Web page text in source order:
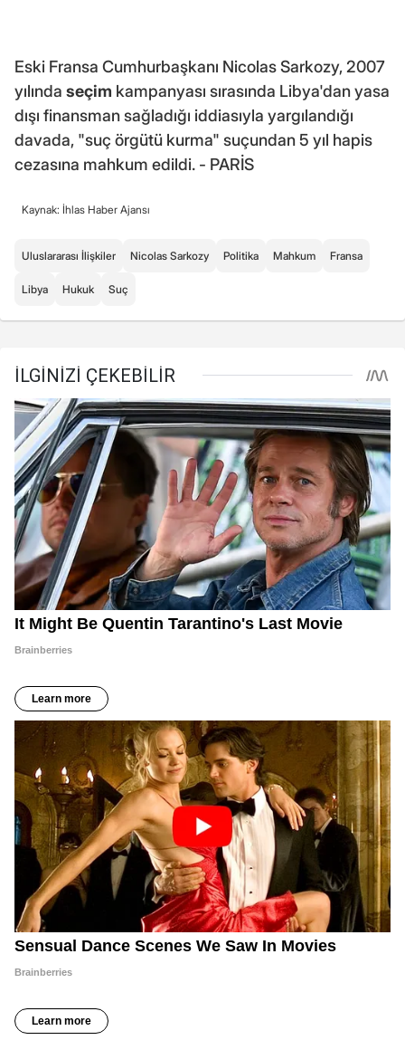
Eski Fransa Cumhurbaşkanı Nicolas Sarkozy, 2007
yılında seçim kampanyası sırasında Libya'dan yasa
dışı finansman sağladığı iddiasıyla yargılandığı
davada, "suç örgütü kurma" suçundan 5 yıl hapis
cezasına mahkum edildi. - PARİS
Kaynak: İhlas Haber Ajansı
Uluslararası İlişkiler Nicolas Sarkozy Politika Mahkum Fransa
Libya Hukuk Suç